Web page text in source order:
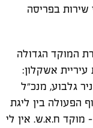
לחברה 50 טכנאי שירות בפריסה
חברת המוקד הגדולה
אשקלון:
גלבוע, מנכ״ל
הפעולה בין ליגת
כדורגל חופים באשקלון לקבוצת צוות 3 - מוקד ח.א.ש. אין לי